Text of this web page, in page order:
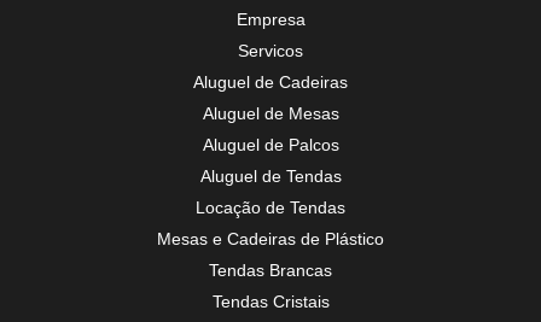
Empresa
Servicos
Aluguel de Cadeiras
Aluguel de Mesas
Aluguel de Palcos
Aluguel de Tendas
Locação de Tendas
Mesas e Cadeiras de Plástico
Tendas Brancas
Tendas Cristais